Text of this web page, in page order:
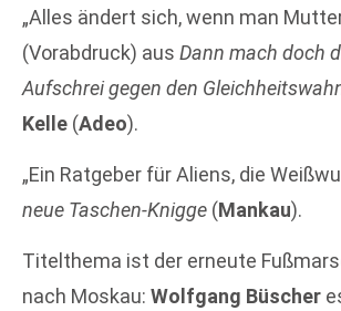
„Alles ändert sich, wenn man
(Vorabdruck) aus Dann mach doch
Aufschrei gegen den
Kelle (Adeo).
„Ein Ratgeber für Aliens, die
neue Taschen-Knigge (Mankau).
Titelthema ist der erneute
nach Moskau: Wolfgang Büscher